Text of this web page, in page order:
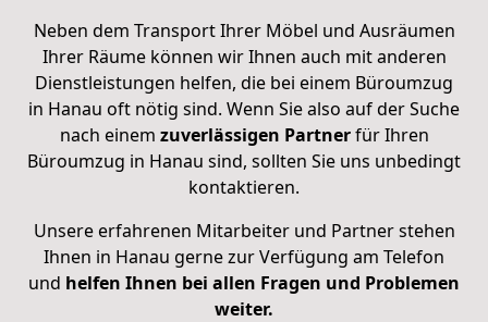
Neben dem Transport Ihrer Möbel und Ausräumen
Ihrer Räume können wir Ihnen auch mit anderen
Dienstleistungen helfen, die bei einem Büroumzug
in Hanau oft nötig sind. Wenn Sie also auf der Suche
nach einem zuverlässigen Partnerfür Ihren
Büroumzug in Hanau sind, sollten Sie uns unbedingt
kontaktieren.
Unsere erfahrenen Mitarbeiter und Partner stehen
Ihnen in Hanau gerne zur Verfügung am Telefon
und helfen Ihnen bei allen Fragen und Problemen
weiter.